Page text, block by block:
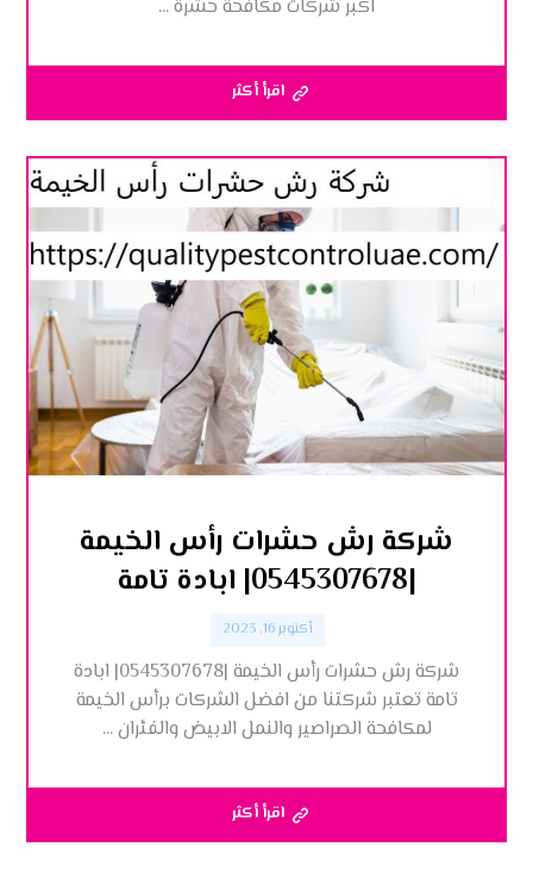
اكبر شركات مكافحة حشرة ...
اقرأ أكثر
شركة رش حشرات رأس الخيمة
|0545307678| ابادة تامة
أكتوبر 16, 2023
شركة رش حشرات رأس الخيمة |0545307678| ابادة
تامة تعتبر شركتنا من افضل الشركات برأس الخيمة
لمكافحة الصراصير والنمل الابيض والفئران ...
اقرأ أكثر